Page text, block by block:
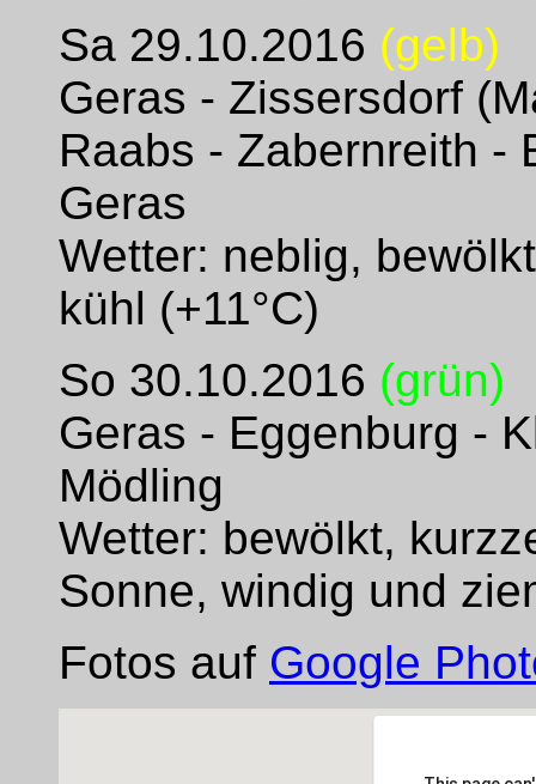
Sa 29.10.2016 (gelb)
Geras - Zissersdorf
Raabs - Zabernreith -
Geras
Wetter: neblig,
kühl (+11°C)
So 30.10.2016 (grün)
Geras - Eggenburg -
Mödling
Wetter: bewölkt,
Sonne, windig und
Fotos auf Google